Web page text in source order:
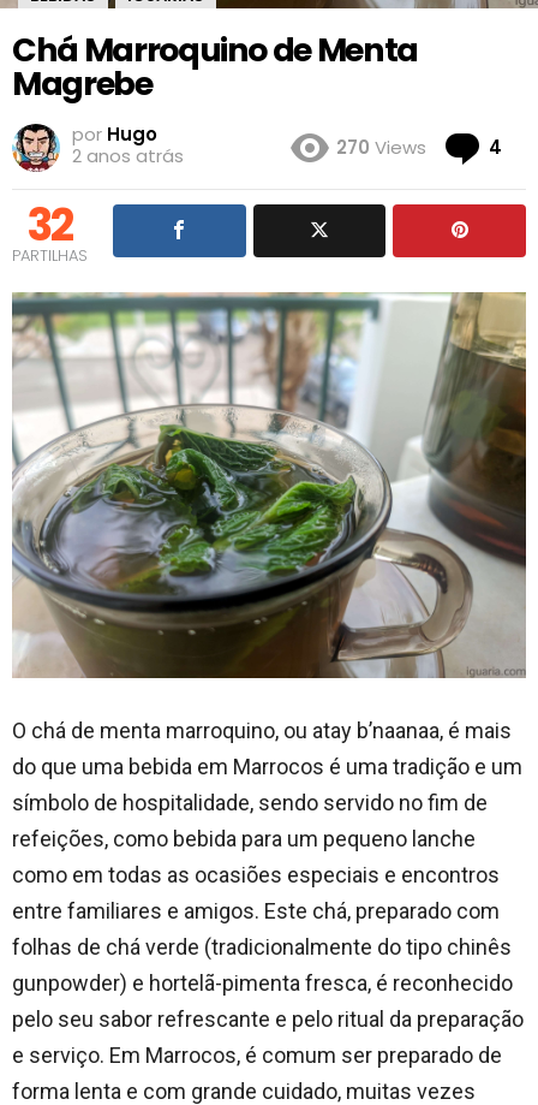
Chá Marroquino de Menta
Magrebe
por Hugo
2 anos atrás
270 Views 4
32
PARTILHAS
O chá de menta marroquino, ou atay b’naanaa, é mais
do que uma bebida em Marrocos é uma tradição e um
símbolo de hospitalidade, sendo servido no fim de
refeições, como bebida para um pequeno lanche
como em todas as ocasiões especiais e encontros
entre familiares e amigos. Este chá, preparado com
folhas de chá verde (tradicionalmente do tipo chinês
gunpowder) e hortelã-pimenta fresca, é reconhecido
pelo seu sabor refrescante e pelo ritual da preparação
e serviço. Em Marrocos, é comum ser preparado de
forma lenta e com grande cuidado, muitas vezes